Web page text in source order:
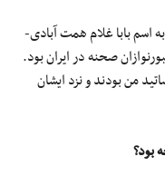
اسم بابا غلام همت آبادی-
صحنه در ایران بود.
من بودند و نزد ایشان
بود؟